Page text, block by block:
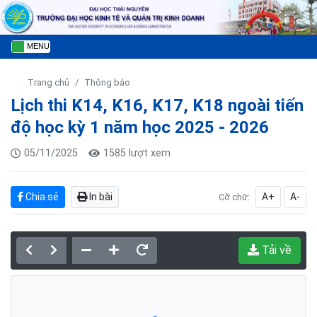
MENU
Trang chủ Thông báo
Lịch thi K14, K16, K17, K18 ngoài tiến
độ học kỳ 1 năm học 2025 - 2026
05/11/2025 1585 lượt xem
Chia sẻ In bài Cỡ chữ: A+ A-
Tải về